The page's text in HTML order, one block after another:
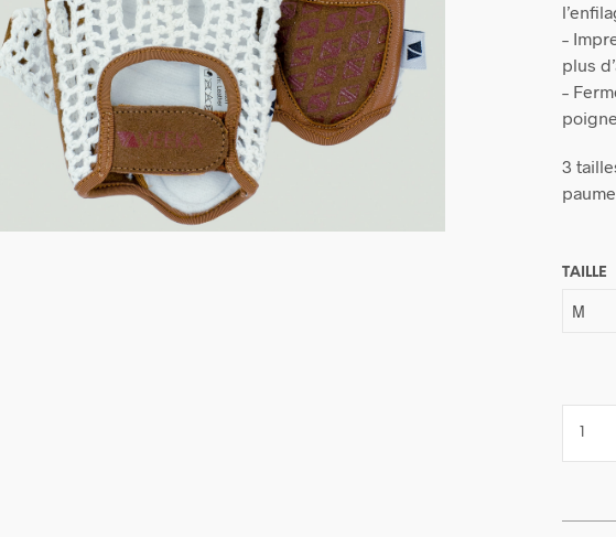
–
plus
–
3
TAILLE